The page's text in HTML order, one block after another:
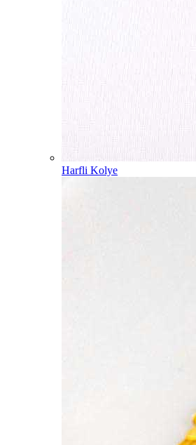
Harfli Kolye